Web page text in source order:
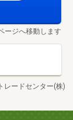
）
）
い！
迎も可能でご
ージへ移動します
レードセンター(株)